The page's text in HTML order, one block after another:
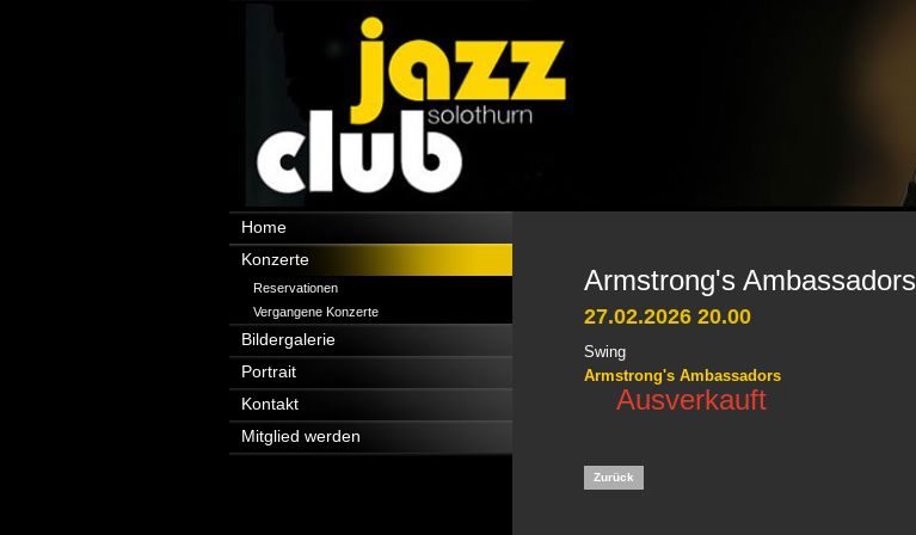
Armstrong's Ambassadors
27.02.2026 20.00
Swing
Armstrong's Ambassadors
Ausverkauft
Zurück
Navigation
überspringen
Home
Konzerte
Reservationen
Vergangene Konzerte
Bildergalerie
Portrait
Kontakt
Mitglied werden